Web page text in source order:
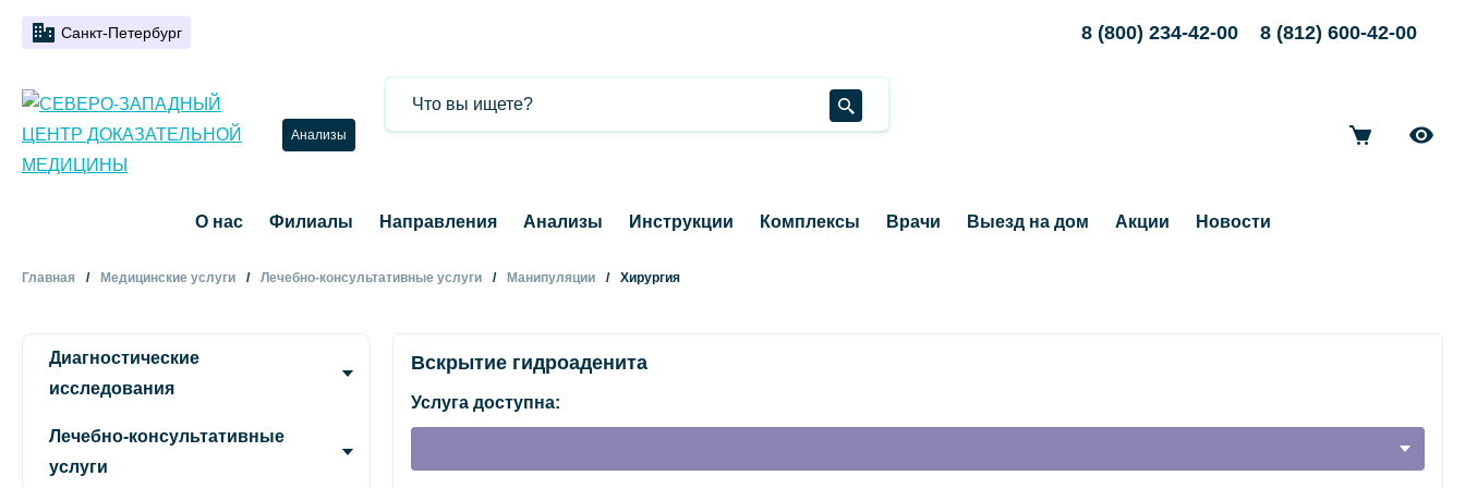
Санкт-Петербург 8 (800) 234-42-00 8 (812) 600-42-00
Анализы
О нас Филиалы Направления Анализы Инструкции Комплексы Врачи Выезд на дом Акции Новости
Главная Медицинские услуги Лечебно-консультативные услуги Манипуляции Хирургия
Диагностические
исследования
Лечебно-консультативные
услуги
Вскрытие гидроаденита
Услуга доступна: